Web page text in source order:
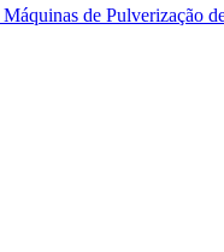
Máquinas de Pulverização